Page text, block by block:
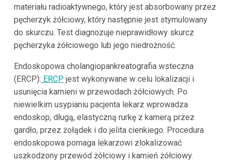
materiału radioaktywnego, który jest absorbowany przez
pęcherzyk żółciowy, który następnie jest stymulowany
do skurczu. Test diagnozuje nieprawidłowy skurcz
pęcherzyka żółciowego lub jego niedrożność.
Endoskopowa cholangiopankreatografia wsteczna
(ERCP): ERCP jest wykonywane w celu lokalizacji i
usunięcia kamieni w przewodach żółciowych. Po
niewielkim usypianiu pacjenta lekarz wprowadza
endoskop, długą, elastyczną rurkę z kamerą przez
gardło, przez żołądek i do jelita cienkiego. Procedura
endoskopowa pomaga lekarzowi zlokalizować
uszkodzony przewód żółciowy i kamień żółciowy.